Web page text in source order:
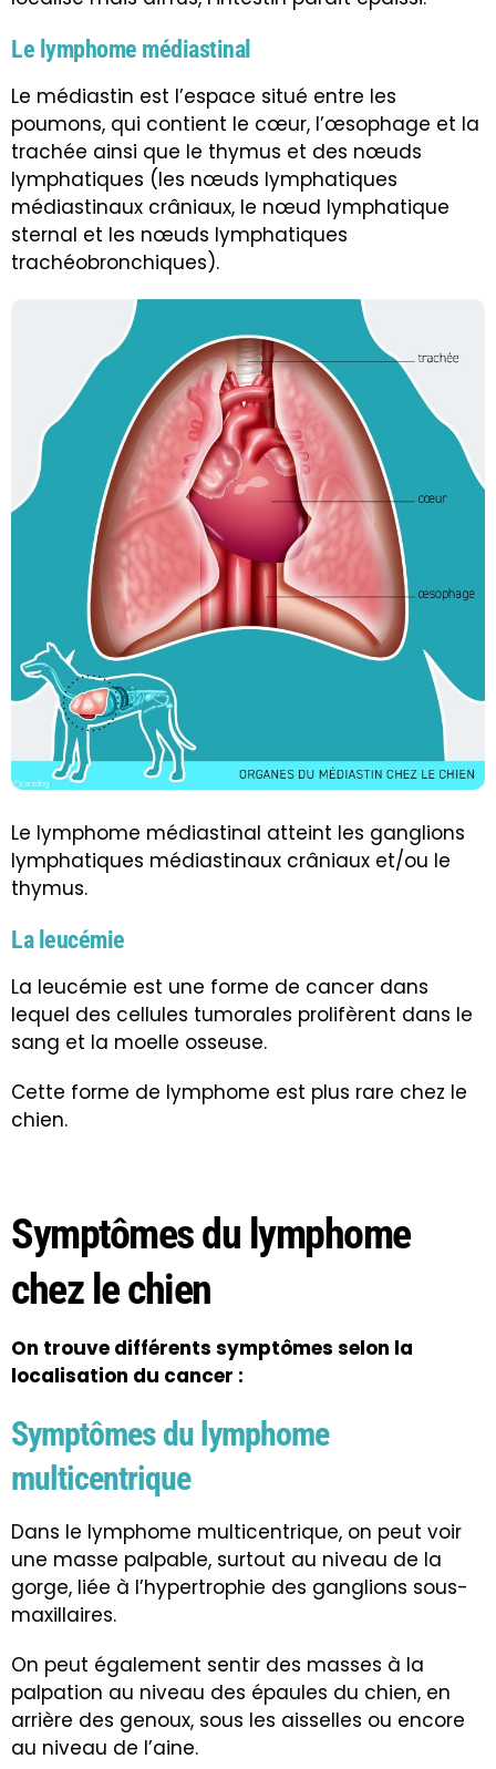
Le lymphome médiastinal
Le médiastin est l’espace situé entre les
poumons, qui contient le cœur, l’œsophage et la
trachée ainsi que le thymus et des nœuds
lymphatiques (les nœuds lymphatiques
médiastinaux crâniaux, le nœud lymphatique
sternal et les nœuds lymphatiques
trachéobronchiques).
Le lymphome médiastinal atteint les ganglions
lymphatiques médiastinaux crâniaux et/ou le
thymus.
La leucémie
La leucémie est une forme de cancer dans
lequel des cellules tumorales prolifèrent dans le
sang et la moelle osseuse.
Cette forme de lymphome est plus rare chez le
chien.
Symptômes du lymphome
chez le chien
On trouve différents symptômes selon la
localisation du cancer :
Symptômes du lymphome
multicentrique
Dans le lymphome multicentrique, on peut voir
une masse palpable, surtout au niveau de la
gorge, liée à l’hypertrophie des ganglions sous-
maxillaires.
On peut également sentir des masses à la
palpation au niveau des épaules du chien, en
arrière des genoux, sous les aisselles ou encore
au niveau de l’aine.